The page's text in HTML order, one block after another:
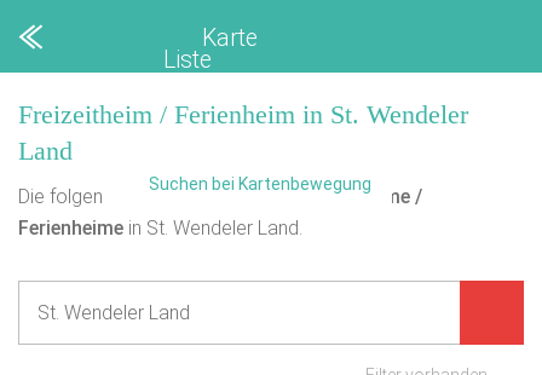
Karte
Liste
Freizeitheim / Ferienheim in St. Wendeler
Land
Die folgende Übersicht enthält0Freizeitheime /
Ferienheime in St. Wendeler Land.
Suchen bei Kartenbewegung